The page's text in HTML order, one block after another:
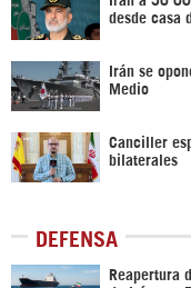
desde casa
Irán se
Medio
Canciller
bilaterales
DEFENSA
Reapertura